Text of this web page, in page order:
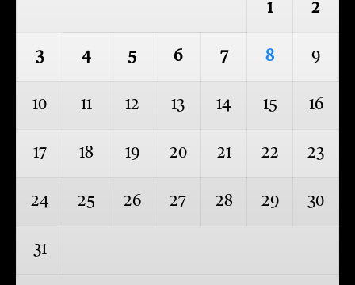
1 2
3 4 5 6 7 8 9
10 11 12 13 14 15 16
17 18 19 20 21 22 23
24 25 26 27 28 29 30
31